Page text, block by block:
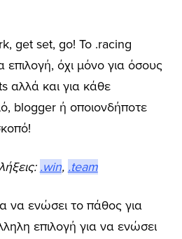
get set, go! Το .racing
επιλογή, όχι μόνο για όσους
αλλά και για κάθε
blogger ή οποιονδήποτε
.win, .team
να ενώσει το πάθος για
επιλογή για να ενώσει